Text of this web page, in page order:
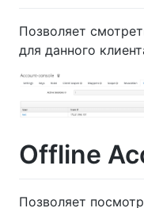
Позволяет
для данного
Offline
Позволяет